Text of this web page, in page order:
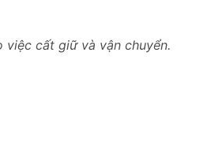
việc cất giữ và vận chuyển.